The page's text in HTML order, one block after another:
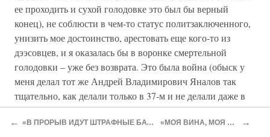
ее проходить и сухой голодовке это был бы верный
конец), не соблюсти в чем-то статус политзаключенного,
унизить мое достоинство, арестовать еще кого-то из
дээсовцев, и я оказалась бы в воронке смертельной
голодовки – уже без возврата. Это была война (обыск у
меня делал тот же Андрей Владимирович Яналов так
тщательно, как делали только в 37-м и не делали даже в
60-е годы, перетряхнув все нижнее белье и унеся один
патрон, который кто-то мне подарил как сувенир, а он
← «В ПРОРЫВ ИДУТ ШТРАФНЫЕ БАТАЛЬОНЫ» «МОЯ ВИНА, МОЯ ВОЙНА» →